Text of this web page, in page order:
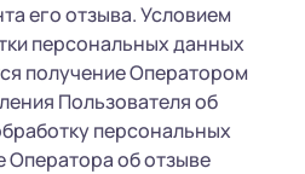
его отзыва. Условием
персональных данных
получение Оператором
Пользователя об
персональных
об отзыве